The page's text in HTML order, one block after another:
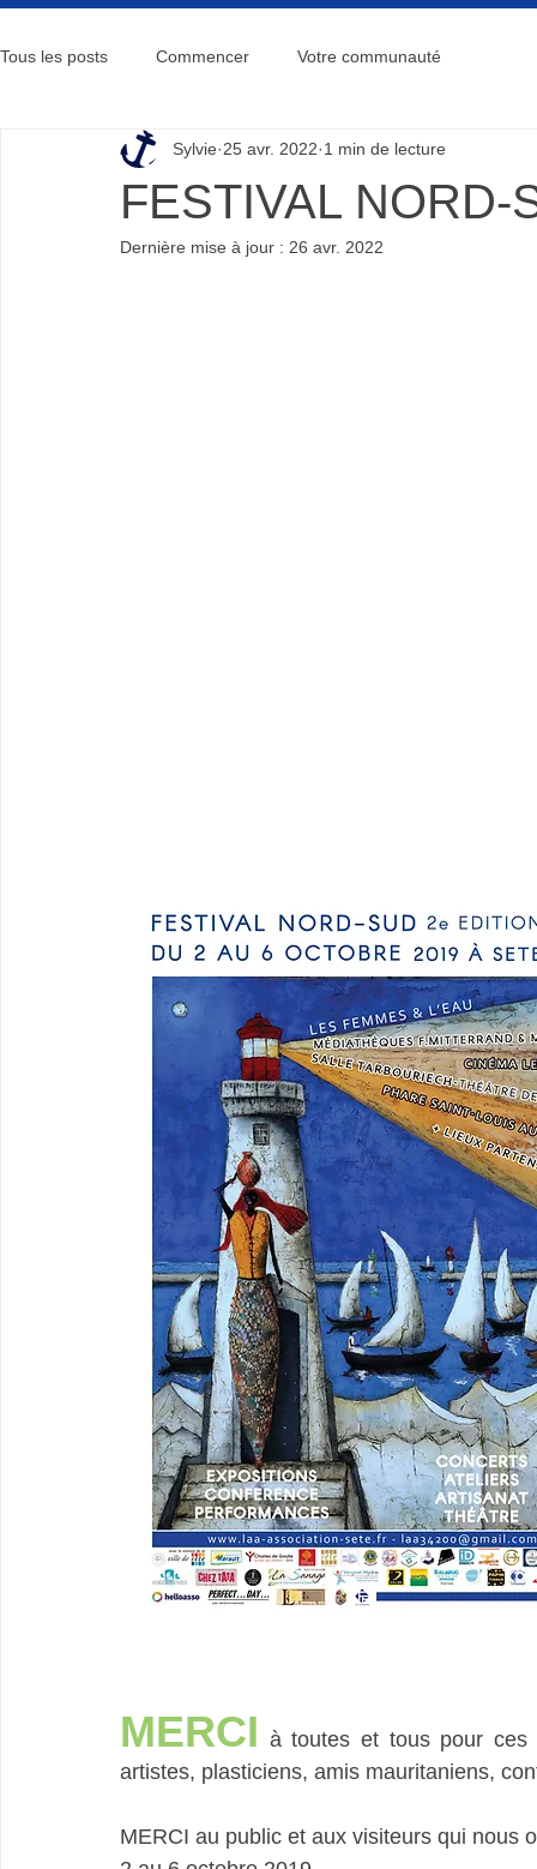
Tous les posts Commencer Votre communauté
FESTIVAL NORD-
Sylvie 25 avr. 2022 1 min de lecture
Dernière mise à jour : 26 avr. 2022
MERCI à toutes et tous pour ces
artistes, plasticiens, amis mauritaniens,
MERCI au public et aux visiteurs qui nous